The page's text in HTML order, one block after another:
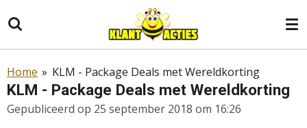
direct
naar
hoofdinhoud
Home » KLM - Package Deals met Wereldkorting
KLM - Package Deals met Wereldkorting
Gepubliceerd op 25 september 2018 om 16:26